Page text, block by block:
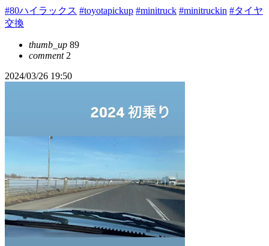
#80ハイラックス #toyotapickup #minitruck #minitruckin #タイヤ
交換
thumb_up 89
comment2
2024/03/26 19:50